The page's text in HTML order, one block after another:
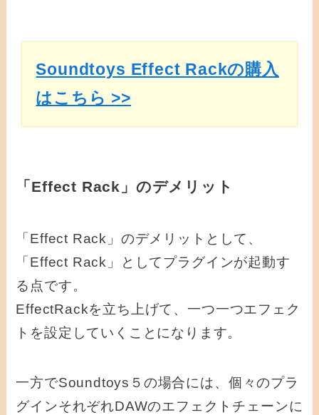
Soundtoys Effect Rackの購入
はこちら >>
「Effect Rack」のデメリット
「Effect Rack」のデメリットとして、
「Effect Rack」としてプラグインが起動す
る点です。
EffectRackを立ち上げて、一つ一つエフェク
トを設定していくことになります。
一方でSoundtoys５の場合には、個々のプラ
グインそれぞれDAWのエフェクトチェーンに